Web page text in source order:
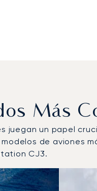
Más
juegan un papel
de aviones
CJ3.
de aeronave más
Asientos
Autonomía (km)